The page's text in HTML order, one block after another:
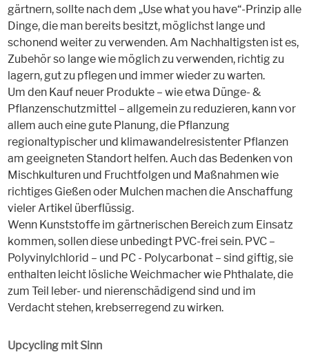
gärtnern, sollte nach dem „Use what you have“-Prinzip alle
Dinge, die man bereits besitzt, möglichst lange und
schonend weiter zu verwenden. Am Nachhaltigsten ist es,
Zubehör so lange wie möglich zu verwenden, richtig zu
lagern, gut zu pflegen und immer wieder zu warten.
Um den Kauf neuer Produkte – wie etwa Dünge- &
Pflanzenschutzmittel – allgemein zu reduzieren, kann vor
allem auch eine gute Planung, die Pflanzung
regionaltypischer und klimawandelresistenter Pflanzen
am geeigneten Standort helfen. Auch das Bedenken von
Mischkulturen und Fruchtfolgen und Maßnahmen wie
richtiges Gießen oder Mulchen machen die Anschaffung
vieler Artikel überflüssig.
Wenn Kunststoffe im gärtnerischen Bereich zum Einsatz
kommen, sollen diese unbedingt PVC-frei sein. PVC –
Polyvinylchlorid – und PC - Polycarbonat – sind giftig, sie
enthalten leicht lösliche Weichmacher wie Phthalate, die
zum Teil leber- und nierenschädigend sind und im
Verdacht stehen, krebserregend zu wirken.
Upcycling mit Sinn